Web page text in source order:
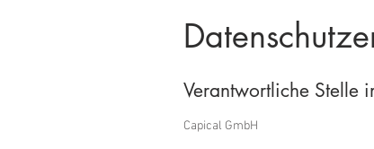
Verantwortliche Stelle
Capical GmbH